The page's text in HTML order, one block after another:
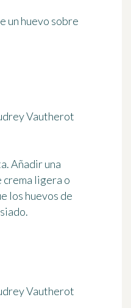
un huevo sobre
Vautherot
Añadir una
crema ligera o
los huevos de
Vautherot